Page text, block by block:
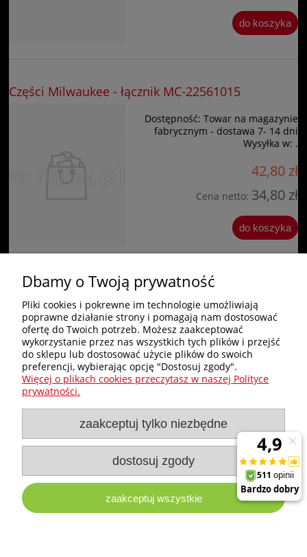
do koszyka
Części Milwaukee - łącznik MC-22561015
Dostępność: Towar na magazynie
fabrycznym - dostawa 7- 14 dni
Wysyłka w: .
42,80 zł
Cena netto: 34,80 zł
do koszyka
« 1 2
Zakupy
Pomoc
Moje konto
Informacje
e-milw.pl
- Platforma Dystrybucyjna Narzędzi i Akcesoriów
Milwaukee
Dbamy o Twoją prywatność
Pliki cookies i pokrewne im technologie umożliwiają
poprawne działanie strony i pomagają nam dostosować
ofertę do Twoich potrzeb. Możesz zaakceptować
wykorzystanie przez nas wszystkich tych plików i przejść
do sklepu lub dostosować użycie plików do swoich
preferencji, wybierając opcję "Dostosuj zgody".
Więcej o plikach cookies przeczytasz w naszej Polityce
prywatności.
zaakceptuj tylko niezbędne
dostosuj zgody
zaakceptuj wszystkie